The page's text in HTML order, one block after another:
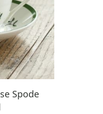
Spode